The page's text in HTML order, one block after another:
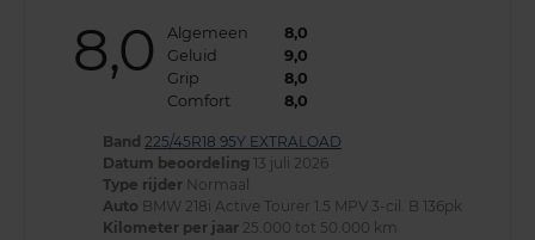
8,0 Algemeen
8,0
Geluid
9,0
Grip
8,0
Comfort
8,0
Band 225/45R18 95Y EXTRALOAD
Datum beoordeling 13 juli 2026
Type rijder Normaal
Auto BMW 218i Active Tourer 1.5 MPV 3-cil. B 136pk
Kilometer per jaar 25.000 tot 50.000 km